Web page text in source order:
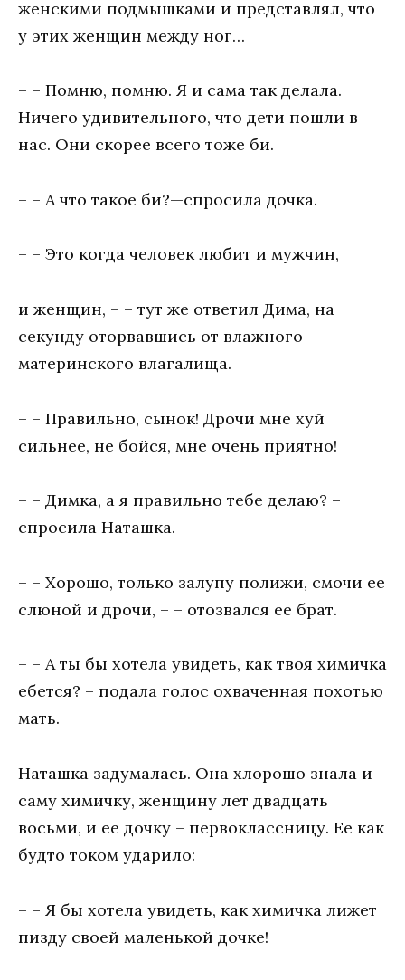
женскими подмышками и представлял, что
у этих женщин между ног…
– – Помню, помню. Я и сама так делала.
Ничего удивительного, что дети пошли в
нас. Они скорее всего тоже би.
– – А что такое би?—спросила дочка.
– – Это когда человек любит и мужчин,
и женщин, – – тут же ответил Дима, на
секунду оторвавшись от влажного
материнского влагалища.
– – Правильно, сынок! Дрочи мне хуй
сильнее, не бойся, мне очень приятно!
– – Димка, а я правильно тебе делаю? –
спросила Наташка.
– – Хорошо, только залупу полижи, смочи ее
слюной и дрочи, – – отозвался ее брат.
– – А ты бы хотела увидеть, как твоя химичка
ебется? – подала голос охваченная похотью
мать.
Наташка задумалась. Она хлорошо знала и
саму химичку, женщину лет двадцать
восьми, и ее дочку – первоклассницу. Ее как
будто током ударило:
– – Я бы хотела увидеть, как химичка лижет
пизду своей маленькой дочке!